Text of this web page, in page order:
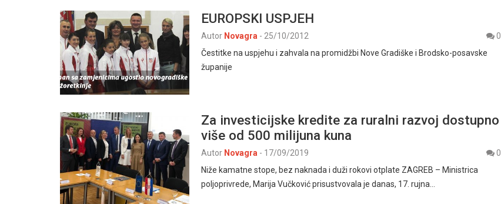
EUROPSKI USPJEH
Autor Novagra - 25/10/2012
0
Čestitke na uspjehu i zahvala na promidžbi Nove Gradiške i Brodsko-posavske
županije
Za investicijske kredite za ruralni razvoj dostupno
više od 500 milijuna kuna
Autor Novagra - 17/09/2019
0
Niže kamatne stope, bez naknada i duži rokovi otplate ZAGREB – Ministrica
poljoprivrede, Marija Vučković prisustvovala je danas, 17. rujna…